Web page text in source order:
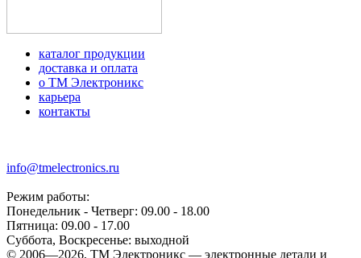
каталог продукции
доставка и оплата
о ТМ Электроникс
карьера
контакты
info@tmelectronics.ru
Режим работы:
Понедельник - Четверг: 09.00 - 18.00
Пятница: 09.00 - 17.00
Суббота, Воскресенье: выходной
© 2006—2026, ТМ Электроникс — электронные детали и